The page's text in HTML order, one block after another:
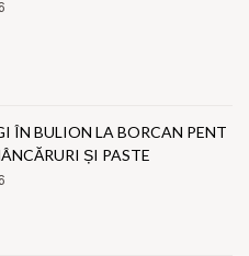
ÎN BULION LA BORCAN PENT
ȘI PASTE